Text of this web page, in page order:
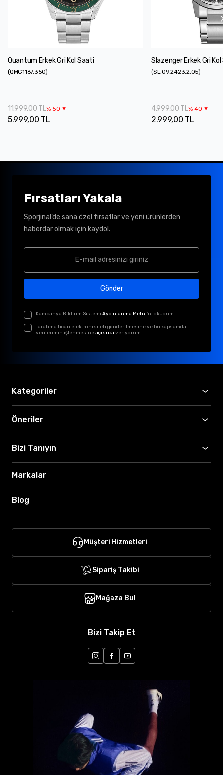
Quantum Erkek Gri Kol Saati
(QMG1167.350)
11.999,00 TL% 50
5.999,00 TL
Slazenger Erkek Gri
(SL.09.2423.2.05)
4.999,00 TL% 40
2.999,00 TL
Fırsatları Yakala
Sporjinal’de sana özel fırsatlar ve yeni ürünlerden
haberdar olmak için kaydol.
Gönder
Kampanya Bildirim Sistemi Aydınlanma Metni'ni okudum.
Tarafıma ticari elektronik ileti gönderilmesine ve bu kapsamda
verilerimin işlenmesineaçık rıza veriyorum.
Kategoriler
Öneriler
Bizi Tanıyın
Markalar
Blog
Müşteri Hizmetleri
Sipariş Takibi
Mağaza Bul
Bizi Takip Et